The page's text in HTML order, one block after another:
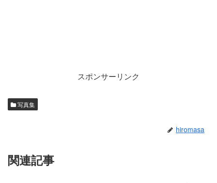
スポンサーリンク
写真集
hiromasa
関連記事